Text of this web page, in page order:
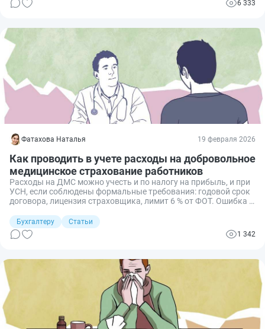
6 333
Фатахова Наталья 19 февраля 2026
Как проводить в учете расходы на добровольное
медицинское страхование работников
Расходы на ДМС можно учесть и по налогу на прибыль, и при
УСН, если соблюдены формальные требования: годовой срок
договора, лицензия страховщика, лимит 6 % от ФОТ. Ошибка в
оборачиваются доначислением налогов и взносов. Разберем,
какие документы подготовить и как провести ДМС в
налоговом и бухгалтерском учете, в том числе при увольнении
Бухгалтеру
Статьи
1 342